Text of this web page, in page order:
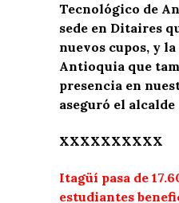
Tecnológico de
sede en Ditaires
nuevos cupos, y
Antioquia que
presencia en
aseguró el
XXXXXXXXXX
Itagüí pasa de
estudiantes